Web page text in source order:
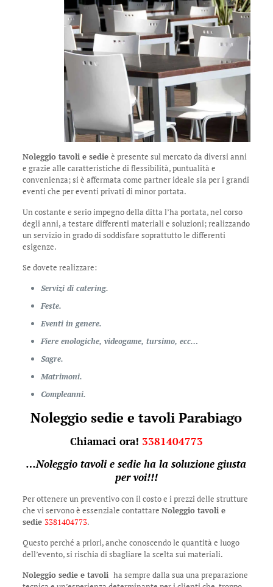
Noleggio tavoli e sedie è presente sul mercato da diversi anni
e grazie alle caratteristiche di flessibilità, puntualità e
convenienza; si è affermata come partner ideale sia per i grandi
eventi che per eventi privati di minor portata.
Un costante e serio impegno della ditta l’ha portata, nel corso
degli anni, a testare differenti materiali e soluzioni; realizzando
un servizio in grado di soddisfare soprattutto le differenti
esigenze.
Se dovete realizzare:
Servizi di catering.
Feste.
Eventi in genere.
Fiere enologiche, videogame, tursimo, ecc…
Sagre.
Matrimoni.
Compleanni.
Noleggio sedie e tavoli Parabiago
Chiamaci ora! 3381404773
…Noleggio tavoli e sedieha la soluzione giusta
per voi!!!
Per ottenere un preventivo con il costo e i prezzi delle strutture
che vi servono è essenziale contattare Noleggio tavoli e
sedie 3381404773.
Questo perché a priori, anche conoscendo le quantità e luogo
dell’evento, si rischia di sbagliare la scelta sui materiali.
Noleggio sedie e tavoli ha sempre dalla sua una preparazione